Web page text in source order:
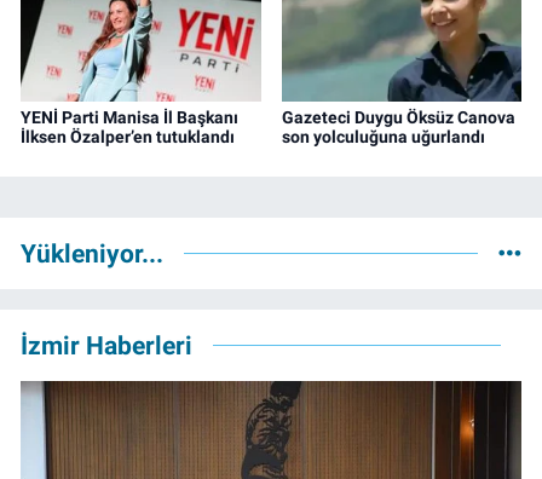
YENİ Parti Manisa İl Başkanı
İlksen Özalper’en tutuklandı
Gazeteci Duygu Öksüz Canova
son yolculuğuna uğurlandı
Yükleniyor...
İzmir Haberleri